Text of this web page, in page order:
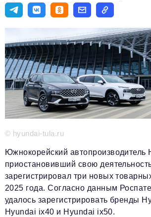
Мероприятия
Видео
Телефон редакции:+7 495 727-01-67
Электронные почты редакции:
Информационный отдел
info@business-magazine.online
reklama@business-magazine.online
Отдел распространения/редакционная
podpiska@business-magazine.online
Отдел по работе с партнерами
partner@business-magazine.online
© hyundai-tula.ru
Южнокорейский автопроизводитель
приостановивший свою
зарегистрировал три новых
2025 года. Согласно данным
удалось зарегистрировать бренды
Hyundai ix40 и Hyundai ix50.